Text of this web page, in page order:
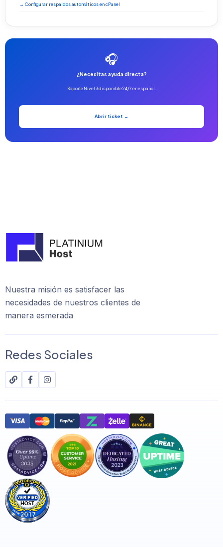
→ Configurar respaldos automáticos en cPanel
🎧
¿Necesitas ayuda directa?
Soporte Nivel 3 disponible 24/7 en español.
Abrir ticket →
Nuestra misión es satisfacer las
necesidades de nuestros clientes de
manera esmerada
Redes Sociales